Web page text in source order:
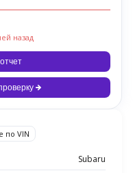
назад
по VIN
Subaru